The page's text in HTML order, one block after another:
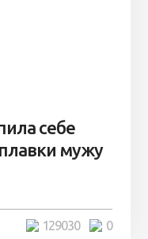
себе
мужу
0
129030